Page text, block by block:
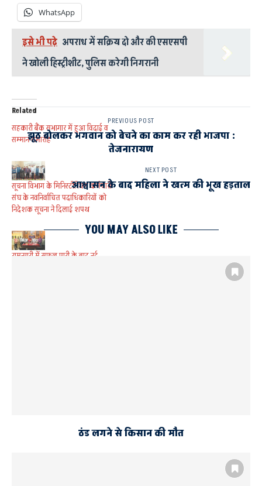
WhatsApp
इसे भी पढ़े अपराध में सक्रिय दो और की एसएसपी
ने खोली हिस्ट्रीशीट, पुलिस करेगी निगरानी
Related
सहकारी बैंक सभागार में हुआ विदाई व
सम्मान समारोह
सूचना विभाग के मिनिस्टीरियल कर्मचारी
संघ के नवनिर्वाचित पदाधिकारियों को
निदेशक सूचना ने दिलाई शपथ
रामनगरी में सफल पारी के बाद नई
PREVIOUS POST
झूठ बोलकर भगवान को बेचने का काम कर रही भाजपा :
तेजनारायण
NEXT POST
आश्वासन के बाद महिला ने खत्म की भूख हड़ताल
YOU MAY ALSO LIKE
ठंड लगने से किसान की मौत